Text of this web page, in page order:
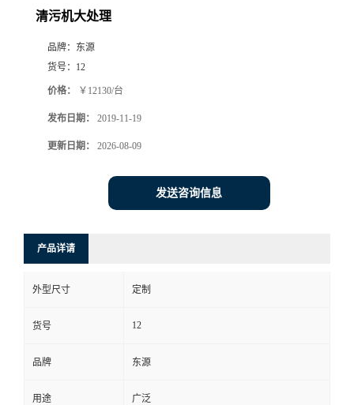
清污机大处理
品牌： 东源
货号： 12
价格： ￥12130/台
发布日期： 2019-11-19
更新日期： 2026-08-09
发送咨询信息
产品详请
外型尺寸 定制
货号 12
品牌 东源
用途 广泛